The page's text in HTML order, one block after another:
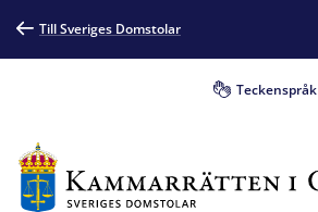
Till Sveriges Domstolar
Teckenspråk